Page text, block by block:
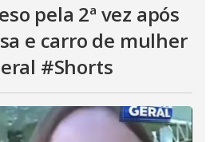
pela 2ª vez após
e carro de mulher
#Shorts